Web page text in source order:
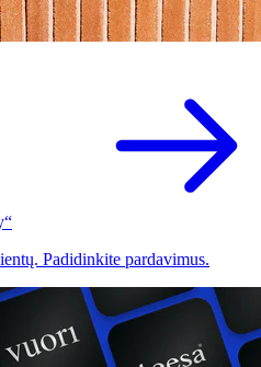
Padidinkite pardavimus.